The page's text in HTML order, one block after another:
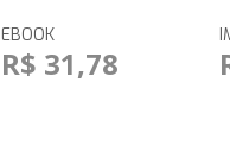
EBOOK
R$ 31,78